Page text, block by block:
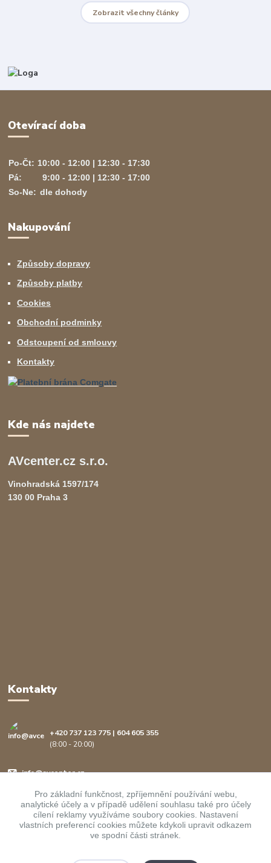
Zobrazit všechny články
Otevírací doba
Po-Čt: 10:00 - 12:00 | 12:30 - 17:30
Pá:
9:00 - 12:00 | 12:30 - 17:00
So-Ne: dle dohody
Nakupování
Způsoby dopravy
Způsoby platby
Cookies
Obchodní podminky
Odstoupení od smlouvy
Kontakty
Kde nás najdete
AVcenter.cz s.r.o.
Vinohradská 1597/174
130 00 Praha 3
Kontakty
+420 737 123 775 | 604 605 355
(8:00 - 20:00)
info@avcenter.cz
Upravit sběr cookies.
Pro základní funkčnost, zpříjemnění používání webu,
analytické účely a v případě udělení souhlasu také pro účely
cílení reklamy využíváme soubory cookies. Nastavení
vlastních preferencí cookies můžete kdykoli upravit odkazem
ve spodní části stránek.